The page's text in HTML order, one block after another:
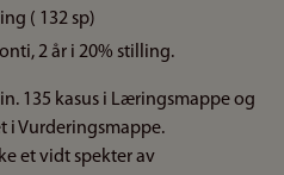
( 132 sp)
2 år i 20% stilling.
135 kasus i Læringsmappe og
i Vurderingsmappe.
et vidt spekter av